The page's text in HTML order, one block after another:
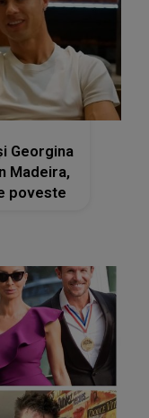
Georgina
Madeira,
poveste